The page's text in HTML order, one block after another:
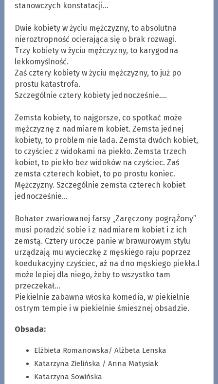
stanowczych konstatacji…
Dwie kobiety w życiu mężczyzny, to absolutna
nieroztropność ocierająca się o brak rozwagi.
Trzy kobiety w życiu mężczyzny, to karygodna
lekkomyślność.
Zaś cztery kobiety w życiu mężczyzny, to już po
prostu katastrofa.
Szczególnie cztery kobiety jednocześnie….
Zemsta kobiety, to najgorsze, co spotkać może
mężczyznę z nadmiarem kobiet. Zemsta jednej
kobiety, to problem nie lada. Zemsta dwóch kobiet,
to czyściec z widokami na piekło. Zemsta trzech
kobiet, to piekło bez widoków na czyściec. Zaś
zemsta czterech kobiet, to po prostu koniec.
Mężczyzny. Szczególnie zemsta czterech kobiet
jednocześnie…
Bohater zwariowanej farsy „Zaręczony pogrąŻony”
musi poradzić sobie i z nadmiarem kobiet i z ich
zemstą. Cztery urocze panie w brawurowym stylu
urządzają mu wycieczkę z męskiego raju poprzez
koedukacyjny czyściec, aż na dno męskiego piekła.I
może lepiej dla niego, żeby to wszystko tam
przeczekał…
Piekielnie zabawna włoska komedia, w piekielnie
ostrym tempie i w piekielnie śmiesznej obsadzie.
Obsada:
Elżbieta Romanowska/ Alżbeta Lenska
Katarzyna Zielińska / Anna Matysiak
Katarzyna Sowińska